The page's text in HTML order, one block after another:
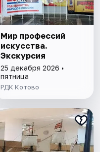
Мир профессий
искусства.
Экскурсия
25 декабря 2026 •
пятница
РДК Котово